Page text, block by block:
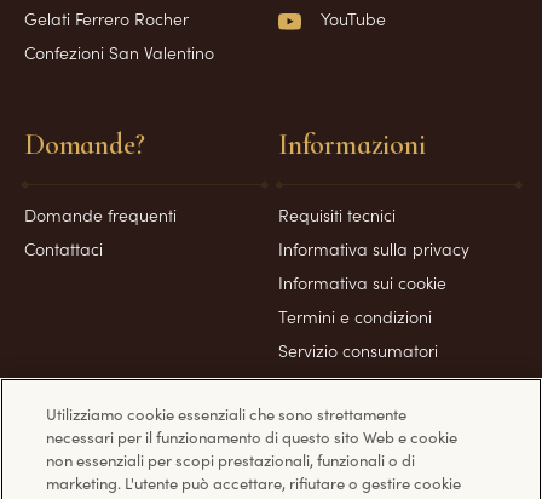
Gelati Ferrero Rocher
Confezioni San Valentino
Domande?
Domande frequenti
Contattaci
Informazioni
Requisiti tecnici
Informativa sulla privacy
Informativa sui cookie
Termini e condizioni
Servizio consumatori
Gestione profilo
Accessibilità
YouTube
Utilizziamo cookie essenziali che sono strettamente
necessari per il funzionamento di questo sito Web e cookie
non essenziali per scopi prestazionali, funzionali o di
marketing. L'utente può accettare, rifiutare o gestire cookie